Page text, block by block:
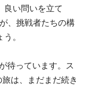
良い問いを立て
、挑戦者たちの構
。
待っています。ス
は、まだまだ続き